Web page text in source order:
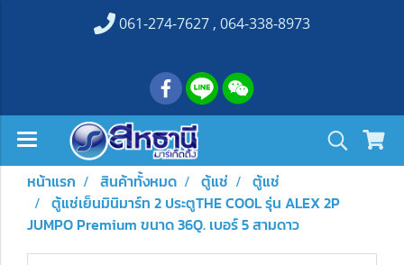
061-274-7627 , 064-338-8973
หน้าแรก สินค้าทั้งหมด ตู้แช่
ตู้แช่
ตู้แช่เย็นมินิมาร์ท 2 ประตูTHE COOL รุ่น ALEX 2P
JUMPO Premium ขนาด 36Q. เบอร์ 5 สามดาว